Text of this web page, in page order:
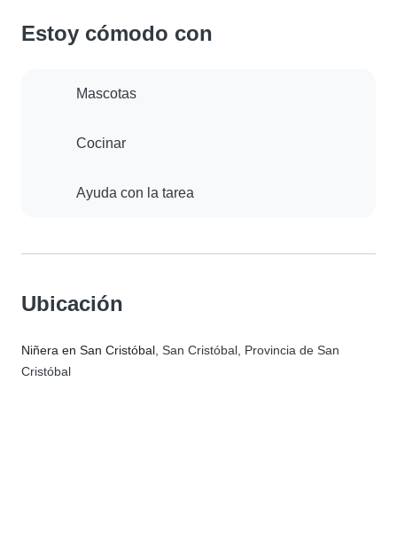
Estoy cómodo con
Mascotas
Cocinar
Ayuda con la tarea
Ubicación
Niñera en San Cristóbal, San Cristóbal, Provincia de San
Cristóbal